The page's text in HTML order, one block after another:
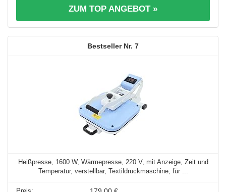
ZUM TOP ANGEBOT »
7
Heißpresse, 1600 W, Wärmepresse, 220 V, mit Anzeige, Zeit und
Temperatur, verstellbar, Textildruckmaschine, für ...